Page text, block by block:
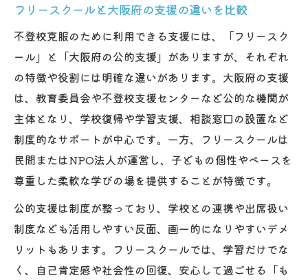
フリースクールで学び直しを始めるステッ
プ
不登校支援NPO大阪の役割とサポート体制
オンライン対応可能なフリースクールの特
フリースクールを活用した再登校までの流
れ
家庭環境と子どもの個性を理解した支援戦略
不登校になりやすい家庭の特徴と支援法解
説
母親のサポートがフリースクール選択に重
要
フリースクールと大阪府の支援の違いを比較
不登校克服のために利用できる支援には、「フリースク
ール」と「大阪府の公的支援」がありますが、それぞれ
の特徴や役割には明確な違いがあります。大阪府の支援
は、教育委員会や不登校支援センターなど公的な機関が
主体となり、学校復帰や学習支援、相談窓口の設置など
制度的なサポートが中心です。一方、フリースクールは
民間またはNPO法人が運営し、子どもの個性やペースを
尊重した柔軟な学びの場を提供することが特徴です。
公的支援は制度が整っており、学校との連携や出席扱い
制度なども活用しやすい反面、画一的になりやすいデメ
リットもあります。フリースクールでは、学習だけでな
く、自己肯定感や社会性の回復、安心して過ごせる「も